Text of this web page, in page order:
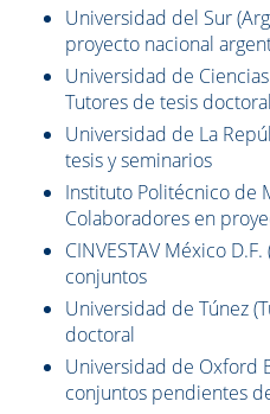
Universidad del Sur
proyecto nacional
Universidad de
Tutores de tesis
Universidad de La
tesis y seminarios
Instituto Politécnico de
Colaboradores en
CINVESTAV México
conjuntos
Universidad de Túnez
doctoral
Universidad de Oxford
conjuntos pendientes